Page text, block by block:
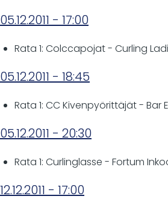
05.12.2011 - 17:00
Rata 1: Colccapojat - Curling
05.12.2011 - 18:45
Rata 1: CC Kivenpyörittäjät - Bar
05.12.2011 - 20:30
Rata 1: Curlinglasse - Fortum
12.12.2011 - 17:00